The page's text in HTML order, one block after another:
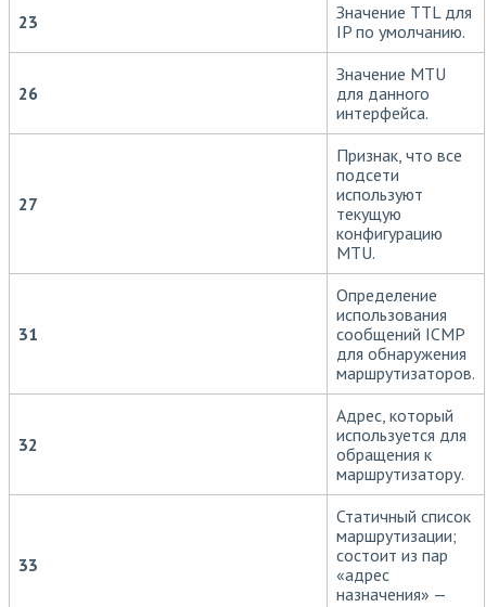
23
Значение TTL для
IP по умолчанию.
26
Значение MTU
для данного
интерфейса.
27
Признак, что все
подсети
используют
текущую
конфигурацию
MTU.
31
Определение
использования
сообщений ICMP
для обнаружения
маршрутизаторов.
32
Адрес, который
используется для
обращения к
маршрутизатору.
33
Статичный список
маршрутизации;
состоит из пар
«адрес
назначения» —